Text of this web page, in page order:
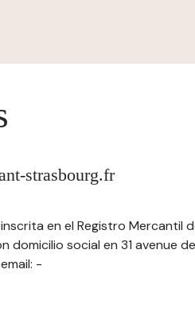
strasbourg.fr
en el Registro Mercantil
domicilio social en 31 avenue
-